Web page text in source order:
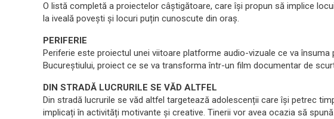
O listă completă a proiectelor câștigătoare, care își propun să implice
la iveală povești și locuri puțin cunoscute din oraș.
PERIFERIE
Periferie este proiectul unei viitoare platforme audio-vizuale ce va însuma
Bucureștiului, proiect ce se va transforma într-un film documentar de
DIN STRADĂ LUCRURILE SE VĂD ALTFEL
Din stradă lucrurile se văd altfel targetează adolescenții care își petrec
implicați în activități motivante și creative. Tinerii vor avea ocazia să